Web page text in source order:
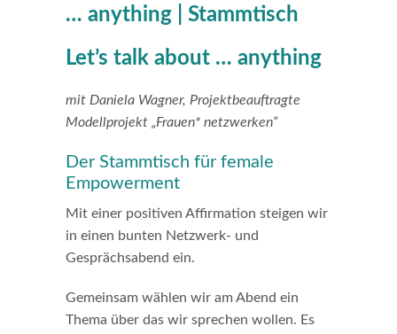
Let’s talk about … anything
mit Daniela Wagner, Projektbeauftragte
Modellprojekt „Frauen* netzwerken“
Der Stammtisch für female
Empowerment
Mit einer positiven Affirmation steigen wir
in einen bunten Netzwerk- und
Gesprächsabend ein.
Gemeinsam wählen wir am Abend ein
Thema über das wir sprechen wollen. Es